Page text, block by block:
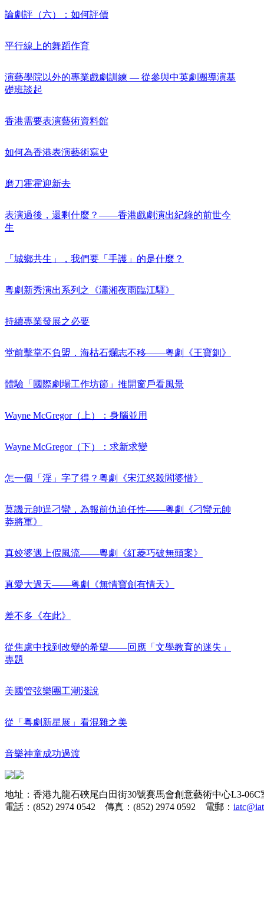
論劇評（六）：如何評價
平行線上的舞蹈作育
演藝學院以外的專業戲劇訓練 — 從參與中英劇團導演基
礎班談起
香港需要表演藝術資料館
如何為香港表演藝術寫史
磨刀霍霍迎新去
表演過後，還剩什麼？——香港戲劇演出紀錄的前世今
生
「城鄉共生」，我們要「手護」的是什麼？
粵劇新秀演出系列之《瀟湘夜雨臨江驛》
持續專業發展之必要
堂前擊掌不負盟．海枯石爛志不移——粤劇《王寶釧》
體驗「國際劇場工作坊節」推開窗戶看風景
Wayne McGregor（上）：身腦並用
Wayne McGregor（下）：求新求變
怎一個「淫」字了得？粤劇《宋江怒殺閻婆惜》
莫譏元帥逞刁蠻，為報前仇迫任性——粤劇《刁蠻元帥
莽將軍》
真姣婆遇上假風流——粵劇《紅菱巧破無頭案》
真愛大過天——粤劇《無情寶劍有情天》
差不多《在此》
從焦慮中找到改變的希望——回應「文學教育的迷失」
專題
美國管弦樂團工潮淺說
從「粵劇新星展」看混雜之美
音樂神童成功過渡
地址：香港九龍石硤尾白田街30號賽馬會創意藝術中心L3-06C
電話：(852) 2974 0542 傳真：(852) 2974 0592 電郵：